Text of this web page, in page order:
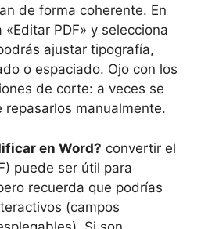
de forma coherente. En
PDF» y selecciona
ajustar tipografía,
o espaciado. Ojo con los
de corte: a veces se
repasarlos manualmente.
en Word? convertir el
puede ser útil para
recuerda que podrías
(campos